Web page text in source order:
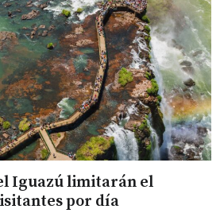
Iguazú limitarán el
por día